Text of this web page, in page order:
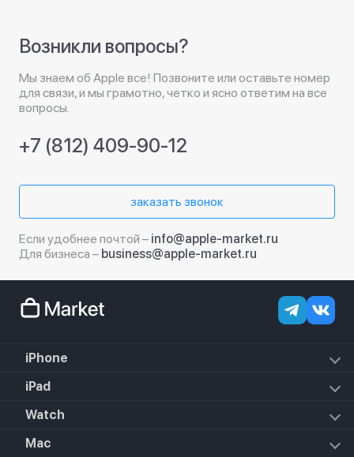
Возникли вопросы?
Мы знаем об Apple все! Позвоните или оставьте номер
для связи, и мы грамотно, четко и ясно ответим на все
вопросы.
+7 (812) 409-90-12
заказать звонок
Если удобнее почтой – info@apple-market.ru
Для бизнеса – business@apple-market.ru
iPhone
iPhone 17e
iPhone 17 Pro
iPhone 17
iPad
iPad Air (2022)
iPad 10.2 (2021)
Watch
Apple Watch SE 3 2025
Mac